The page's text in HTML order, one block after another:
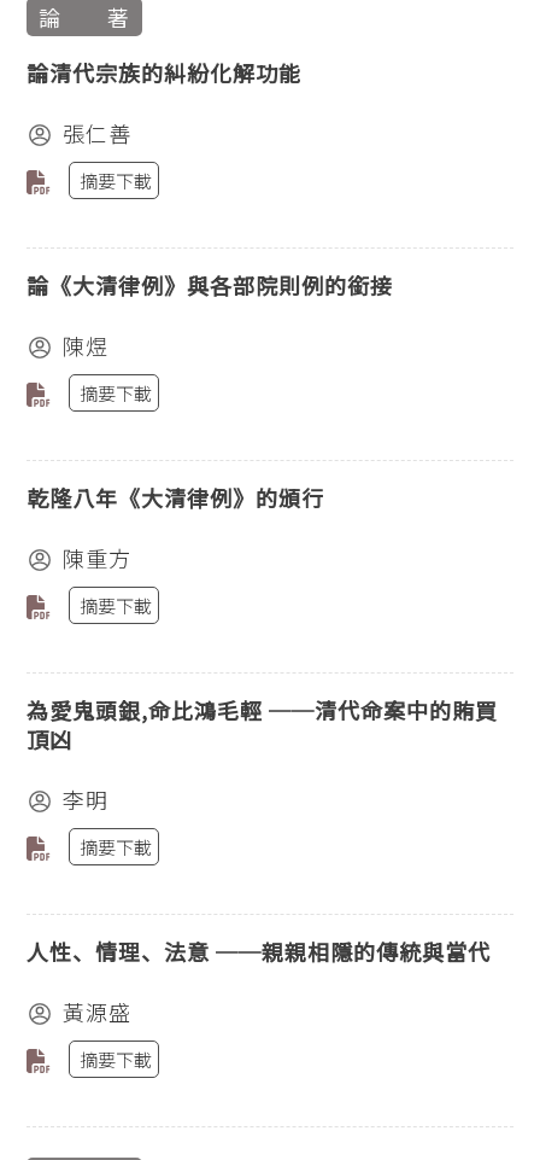
論 著
論清代宗族的糾紛化解功能
張仁善
摘要下載
論《大清律例》與各部院則例的銜接
陳煜
摘要下載
乾隆八年《大清律例》的頒行
陳重方
摘要下載
為愛鬼頭銀,命比鴻毛輕 ──清代命案中的賄買
頂凶
李明
摘要下載
人性、情理、法意 ──親親相隱的傳統與當代
黃源盛
摘要下載